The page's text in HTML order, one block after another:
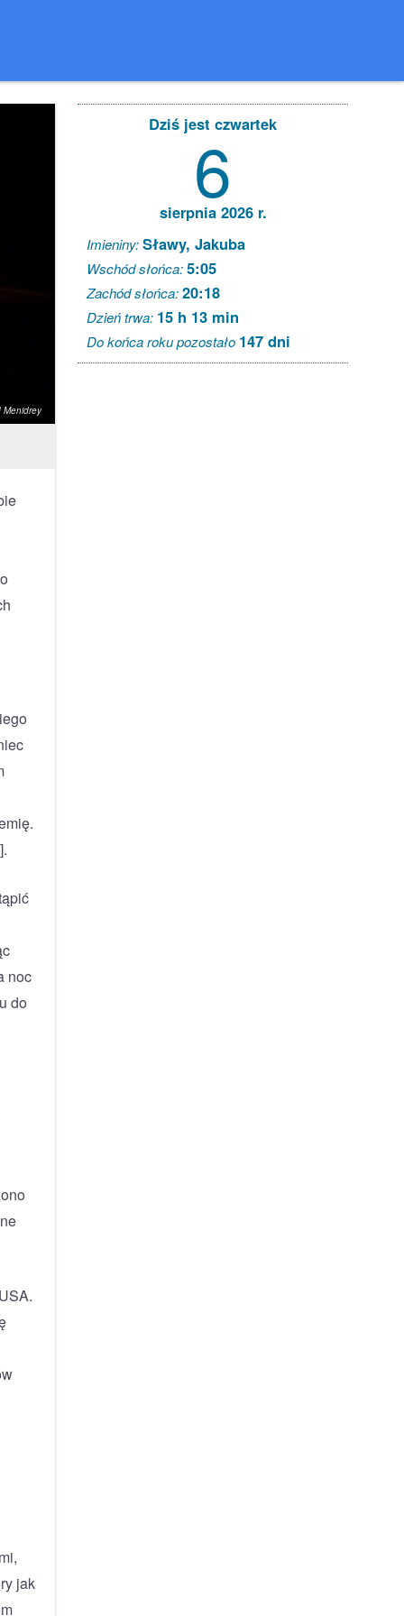
Menidrey
noc
do
jak
Dziś jest czwartek
6
sierpnia 2026 r.
Imieniny:Sławy, Jakuba
Wschód słońca:5:05
Zachód słońca:20:18
Dzień trwa: 15 h 13 min
Do końca roku pozostało 147 dni